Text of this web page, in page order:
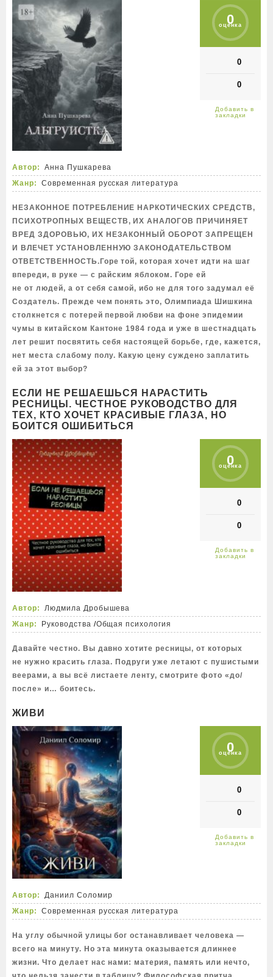
0
оценка
0
0
Автор:
Анна Пушкарева
Жанр:
Современная русская литература
НЕЗАКОННОЕ ПОТРЕБЛЕНИЕ НАРКОТИЧЕСКИХ СРЕДСТВ,
ПСИХОТРОПНЫХ ВЕЩЕСТВ, ИХ АНАЛОГОВ ПРИЧИНЯЕТ
ВРЕД ЗДОРОВЬЮ, ИХ НЕЗАКОННЫЙ ОБОРОТ ЗАПРЕЩЕН
И ВЛЕЧЕТ УСТАНОВЛЕННУЮ ЗАКОНОДАТЕЛЬСТВОМ
ОТВЕТСТВЕННОСТЬ.Горе той, которая хочет идти на шаг
впереди, в руке — с райским яблоком. Горе ей
не от людей, а от себя самой, ибо не для того задумал её
Создатель. Прежде чем понять это, Олимпиада Шишкина
столкнется с потерей первой любви на фоне эпидемии
чумы в китайском Кантоне 1984 года и уже в шестнадцать
лет решит посвятить себя настоящей борьбе, где, кажется,
нет места слабому полу. Какую цену суждено заплатить
ей за этот выбор?
ЕСЛИ НЕ РЕШАЕШЬСЯ НАРАСТИТЬ
РЕСНИЦЫ. ЧЕСТНОЕ РУКОВОДСТВО ДЛЯ
ТЕХ, КТО ХОЧЕТ КРАСИВЫЕ ГЛАЗА, НО
БОИТСЯ ОШИБИТЬСЯ
0
оценка
0
0
Автор:
Людмила Дробышева
Жанр:
Руководства /Общая психология
Давайте честно. Вы давно хотите ресницы, от которых
не нужно красить глаза. Подруги уже летают с пушистыми
веерами, а вы всё листаете ленту, смотрите фото «до/
после» и… боитесь.
ЖИВИ
0
оценка
0
0
Автор:
Даниил Соломир
Жанр:
Современная русская литература
На углу обычной улицы бог останавливает человека —
всего на минуту. Но эта минута оказывается длиннее
жизни. Что делает нас нами: материя, память или нечто,